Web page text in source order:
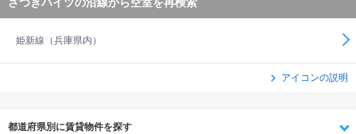
姫新線（兵庫県内）
アイコンの説明
都道府県別に賃貸物件を探す